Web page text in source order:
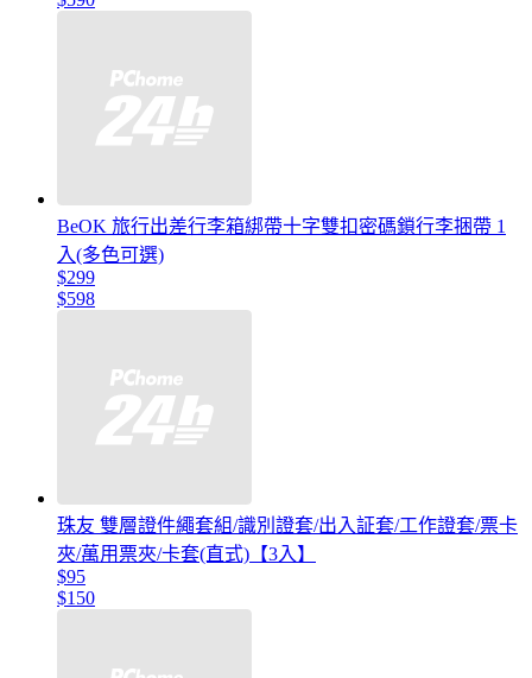
BeOK 旅行出差行李箱綁帶十字雙扣密碼鎖行李捆帶 1
入(多色可選)
$299
$598
珠友 雙層證件繩套組/識別證套/出入証套/工作證套/票卡
夾/萬用票夾/卡套(直式)【3入】
$95
$150